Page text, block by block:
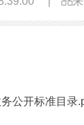
公开标准目录